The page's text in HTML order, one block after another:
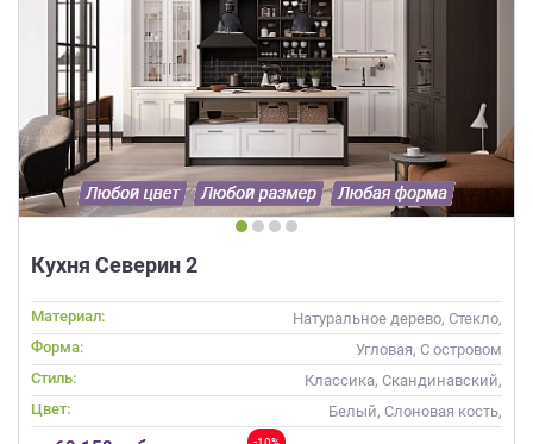
Кухня Северин 2
Материал:
Натуральное дерево, Стекло,
Массив
Форма:
Угловая, С островом
Стиль:
Классика, Скандинавский,
Неоклассика
Цвет:
Белый, Слоновая кость,
Коричневый
обработки
персональных
данных.